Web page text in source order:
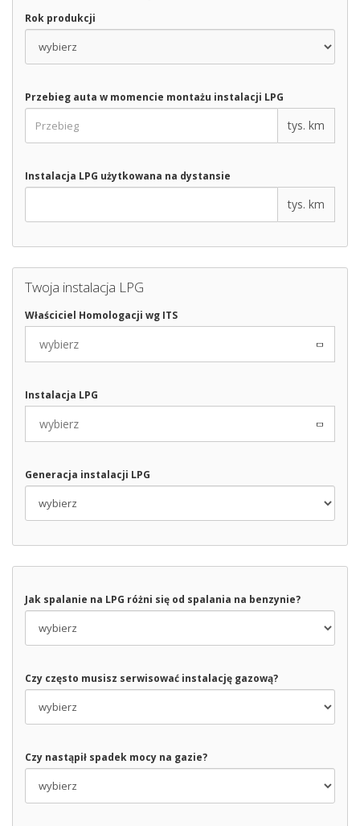
Rok produkcji
Przebieg auta w momencie montażu instalacji LPG
tys. km
Instalacja LPG użytkowana na dystansie
tys. km
Twoja instalacja LPG
Właściciel Homologacji wg ITS
wybierz
Instalacja LPG
wybierz
Generacja instalacji LPG
Jak spalanie na LPG różni się od spalania na benzynie?
Czy często musisz serwisować instalację gazową?
Czy nastąpił spadek mocy na gazie?